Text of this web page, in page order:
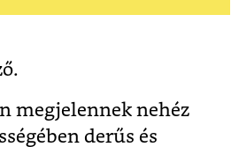
megjelennek nehéz
derűs és